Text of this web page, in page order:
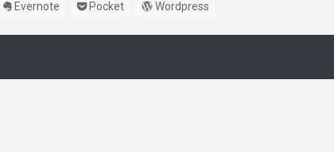
Evernote Pocket Wordpress